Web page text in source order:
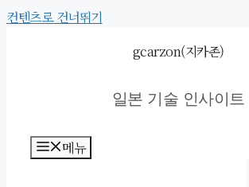
컨텐츠로 건너뛰기
gcarzon(지카존)
일본 기술 인사이트
메뉴